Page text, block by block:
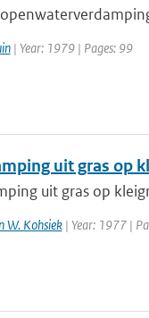
| Year: 1979 | Pages: 99
uit gras op
uit gras op
W. Kohsiek| Year: 1977 |